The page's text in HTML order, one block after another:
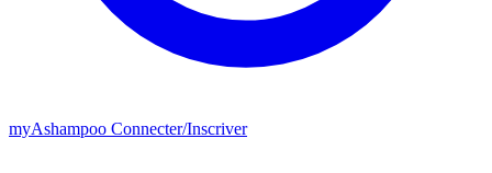
myAshampoo Connecter/Inscriver